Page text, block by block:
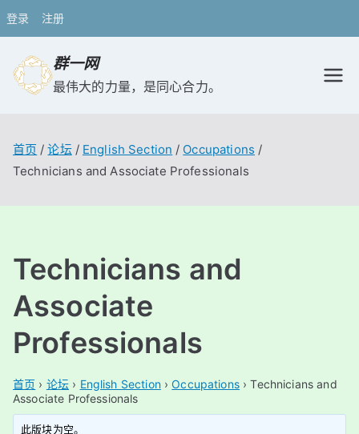
登录 注册
群一网
最伟大的力量，是同心合力。
首页 论坛 English Section
Occupations
Technicians and Associate Professionals
Technicians and
Associate
Professionals
首页 › 论坛 › English Section › Occupations › Technicians and
Associate Professionals
此版块为空。